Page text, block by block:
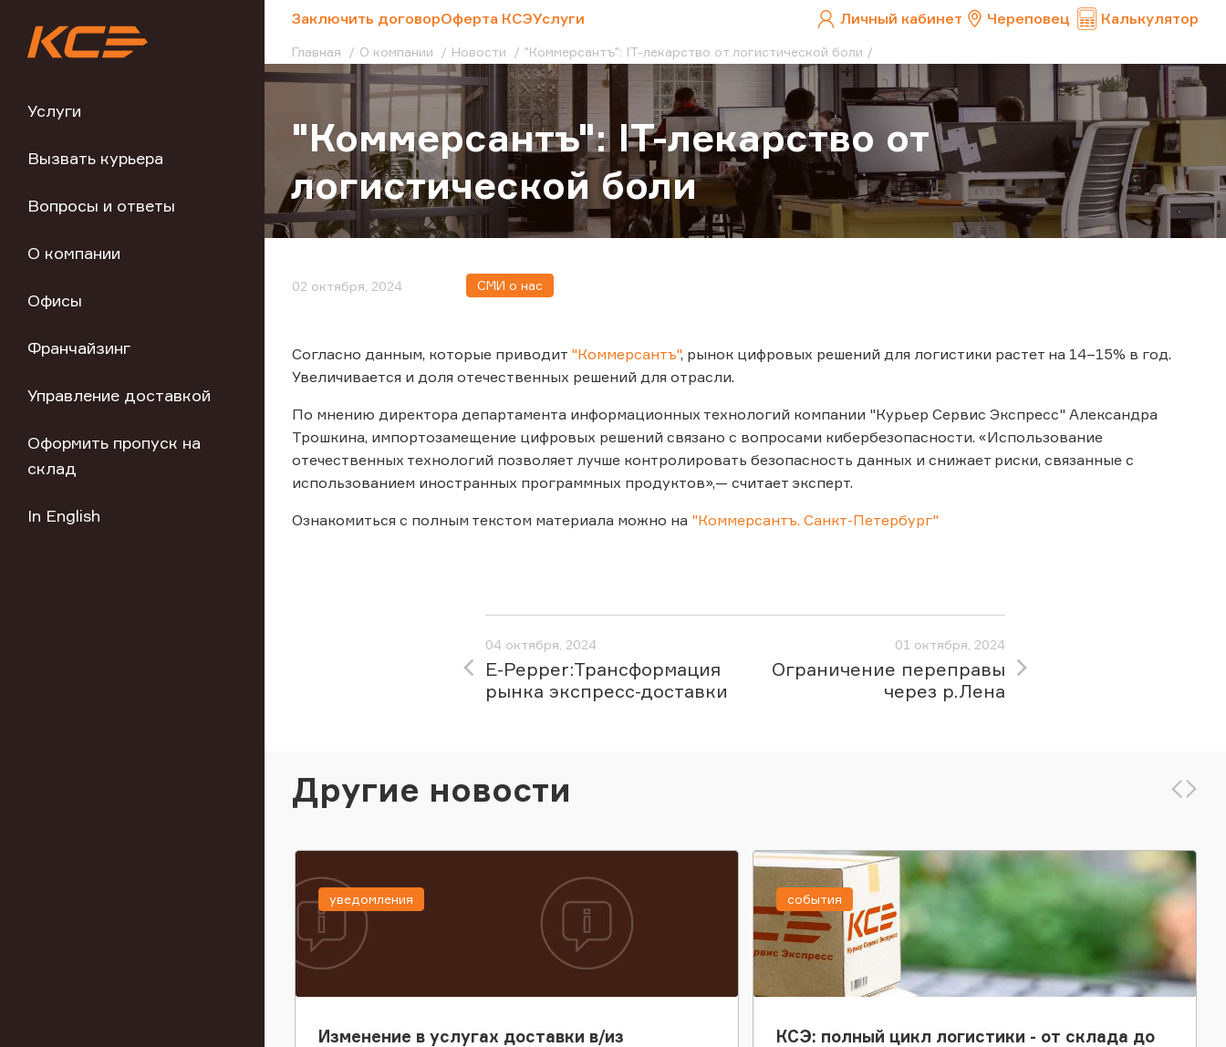
Услуги
Вызвать курьера
Вопросы и ответы
О компании
Офисы
Франчайзинг
Управление доставкой
Оформить пропуск на
склад
In English
Заключить договорОферта КСЭУслуги Личный кабинет Череповец Калькулятор
Главная О компании Новости "Коммерсантъ": IT-лекарство от логистической боли
"Коммерсантъ": IT-лекарство от
логистической боли
02 октября, 2024 СМИ о нас
Согласно данным, которые приводит "Коммерсантъ", рынок цифровых решений для логистики растет на 14–15% в год.
Увеличивается и доля отечественных решений для отрасли.
По мнению директора департамента информационных технологий компании "Курьер Сервис Экспресс" Александра
Трошкина, импортозамещение цифровых решений связано с вопросами кибербезопасности. «Использование
отечественных технологий позволяет лучше контролировать безопасность данных и снижает риски, связанные с
использованием иностранных программных продуктов»,— считает эксперт.
Ознакомиться с полным текстом материала можно на "Коммерсантъ. Санкт-Петербург"
04 октября, 2024
E-Pepper:Трансформация
рынка экспресс-доставки
01 октября, 2024
Ограничение переправы
через р.Лена
Другие новости
Изменение в услугах доставки в/из
уведомления
КСЭ: полный цикл логистики - от склада до
события